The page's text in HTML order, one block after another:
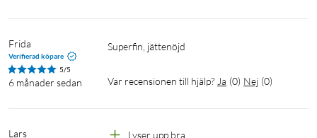
Frida
Verifierad köpare
5/5
6 månader sedan
Superfin, jättenöjd
Var recensionen till hjälp? Ja (0) Nej (0)
Lars Lyser upp bra